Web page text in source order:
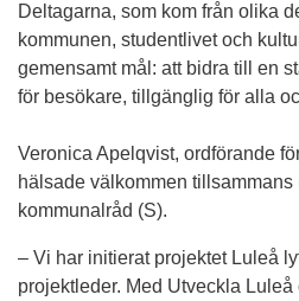
Deltagarna, som kom från olika
kommunen, studentlivet och
gemensamt mål: att bidra till en
för besökare, tillgänglig för alla
Veronica Apelqvist, ordförande
hälsade välkommen
kommunalråd (S).
– Vi har initierat projektet Luleå
projektleder. Med Utveckla